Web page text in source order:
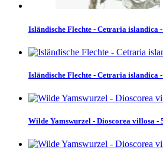
Isländische Flechte - Cetraria islandica
Isländische Flechte - Cetraria islandica
Wilde Yamswurzel - Dioscorea villosa -